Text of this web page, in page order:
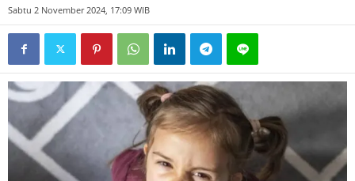
Sabtu 2 November 2024, 17:09 WIB